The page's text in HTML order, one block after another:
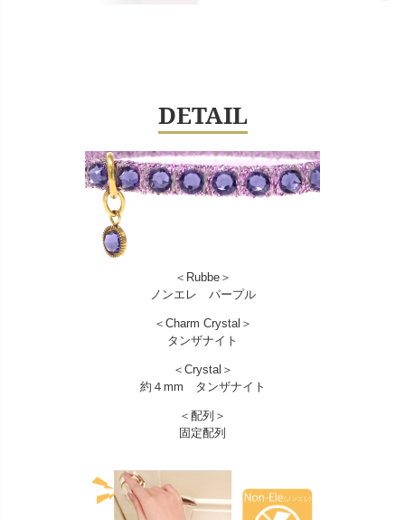
DETAIL
＜Rubbe＞
ノンエレ パープル
＜Charm Crystal＞
タンザナイト
＜Crystal＞
約４mm タンザナイト
＜配列＞
固定配列